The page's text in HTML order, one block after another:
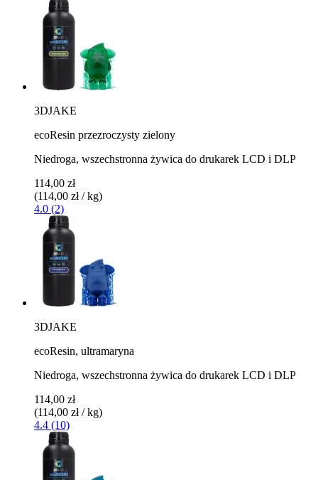
3DJAKE
ecoResin przezroczysty zielony
Niedroga, wszechstronna żywica do drukarek LCD i DLP
114,00 zł
(114,00 zł / kg)
4.0 (2)
3DJAKE
ecoResin, ultramaryna
Niedroga, wszechstronna żywica do drukarek LCD i DLP
114,00 zł
(114,00 zł / kg)
4.4 (10)